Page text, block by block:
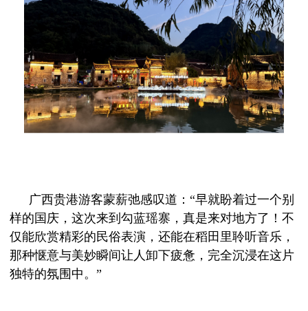
广西贵港游客蒙薪弛感叹道： “早就盼着过一个别
样的国庆，这次来到勾蓝瑶寨，真是来对地方了！不
仅能欣赏精彩的民俗表演，还能在稻田里聆听音乐，
那种惬意与美妙瞬间让人卸下疲惫，完全沉浸在这片
独特的氛围中。”